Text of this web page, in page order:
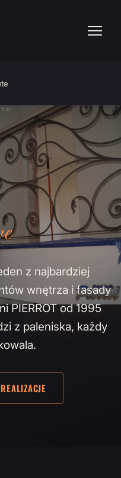
z najbardziej
wnętrza i fasady
PIERROT od 1995
z paleniska, każdy